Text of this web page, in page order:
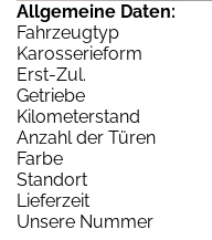
Allgemeine Daten:
Fahrzeugtyp
Karosserieform
Erst-Zul.
Getriebe
Kilometerstand
Anzahl der Türen
Farbe
Standort
Lieferzeit
Unsere Nummer